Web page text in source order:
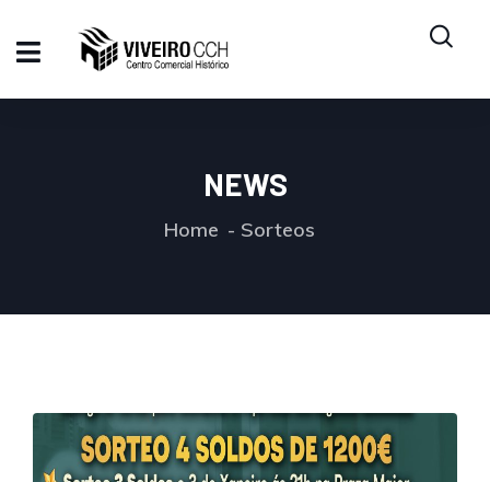
NEWS
Home Sorteos